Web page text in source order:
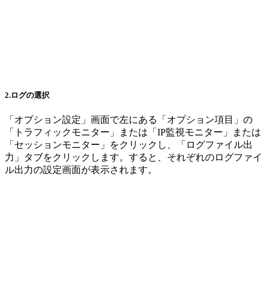
2.ログの選択
「オプション設定」画面で左にある「オプション項目」の
「トラフィックモニター」または「IP監視モニター」または
「セッションモニター」をクリックし、「ログファイル出
力」タブをクリックします。すると、それぞれのログファイ
ル出力の設定画面が表示されます。